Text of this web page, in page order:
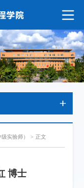
实验师） > 正文
博士